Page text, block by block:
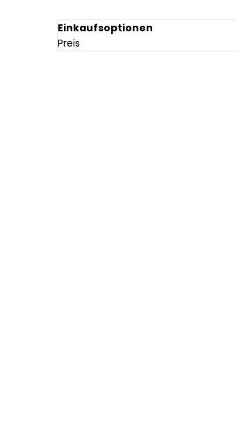
Einkaufsoptionen
Preis